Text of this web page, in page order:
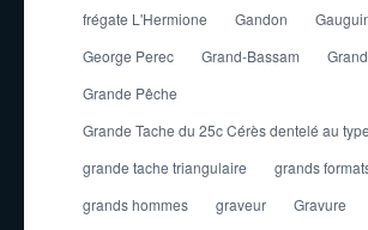
frégate L'Hermione
Gandon
George Perec
Grand-Bassam
Grande Pêche
Grande Tache du 25c Cérès dentelé au
grande tache triangulaire
grands
grands hommes
graveur Gravure